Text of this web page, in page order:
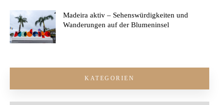
Madeira aktiv – Sehenswürdigkeiten und
Wanderungen auf der Blumeninsel
KATEGORIEN